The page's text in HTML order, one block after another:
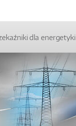
dla energetyki